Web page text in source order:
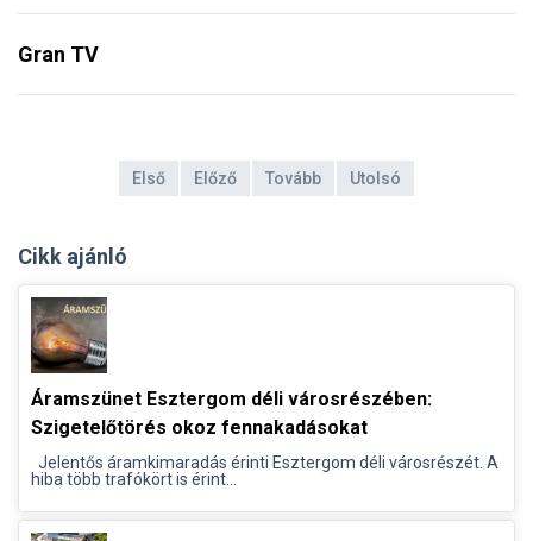
Gran TV
Első Előző Tovább Utolsó
Cikk ajánló
Áramszünet Esztergom déli városrészében:
Szigetelőtörés okoz fennakadásokat
Jelentős áramkimaradás érinti Esztergom déli városrészét. A
hiba több trafókört is érint...